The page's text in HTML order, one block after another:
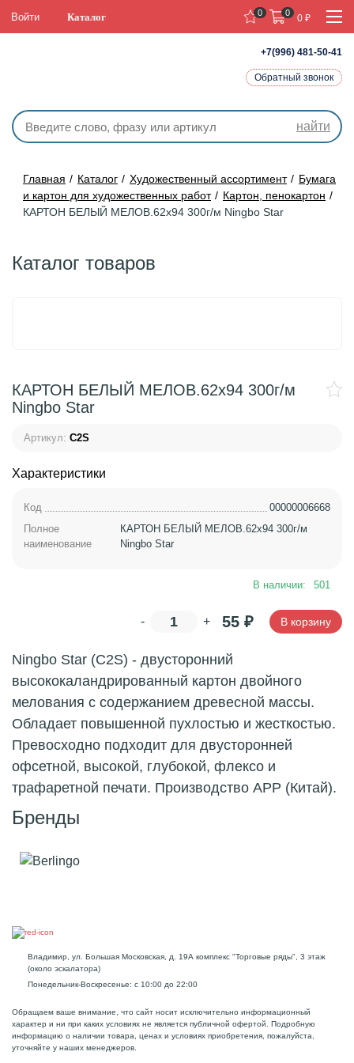
+7(996) 481-50-41
Обратный звонок
Войти Каталог
найти
0 0
0 ₽
Главная Каталог Художественный ассортимент
Бумага
и картон для художественных работ
Картон, пенокартон
КАРТОН БЕЛЫЙ МЕЛОВ.62х94 300г/м Ningbo Star
Каталог товаров
КАРТОН БЕЛЫЙ МЕЛОВ.62х94 300г/м
Ningbo Star
Артикул: C2S
Характеристики
Код
00000006668
Полное
наименование
КАРТОН БЕЛЫЙ МЕЛОВ.62х94 300г/м
Ningbo Star
В наличии: 501
- + 55 ₽ В корзину
Ningbo Star (C2S) - двусторонний
высококаландрированный картон двойного
мелования с содержанием древесной массы.
Обладает повышенной пухлостью и жесткостью.
Превосходно подходит для двусторонней
офсетной, высокой, глубокой, флексо и
трафаретной печати. Производство APP (Китай).
Бренды
Владимир, ул. Большая Московская, д. 19А комплекс "Торговые ряды", 3 этаж
(около эскалатора)
Понедельник-Воскресенье: с 10:00 до 22:00
Обращаем ваше внимание, что сайт носит исключительно информационный
характер и ни при каких условиях не является публичной офертой. Подробную
информацию о наличии товара, ценах и условиях приобретения, пожалуйста,
уточняйте у наших менеджеров.